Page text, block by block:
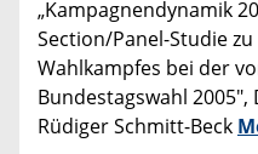
„Kampagnendynamik
Section/Panel-Studie
Wahlkampfes bei der
Bundestagswahl 2005",
Rüdiger Schmitt-Beck